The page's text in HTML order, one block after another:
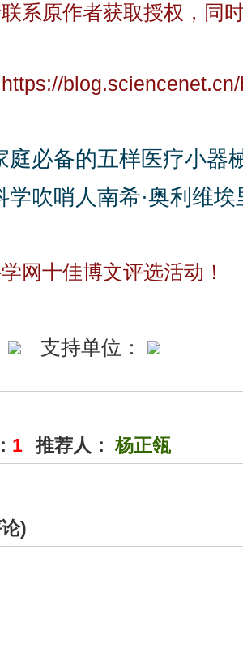
系原作者获取授权，同
https://
庭必备的五样医疗小器
学吹哨人南希·奥利维
网十佳博文评选活动！
支持单位：
1 推荐人： 杨正瓴
)